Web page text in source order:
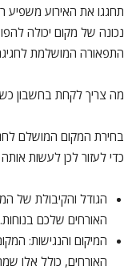
תחגגו את האירוע משפיע
נכונה של מקום יכולה
התפאורה המושלמת
מה צריך לקחת בחשבון
בחירת המקום המושלם
כדי לעזור לכן לעשות
הגודל והקיבולת של
האורחים שלכם בנוחות.
המיקום והנגישות:
האורחים, כולל אלו